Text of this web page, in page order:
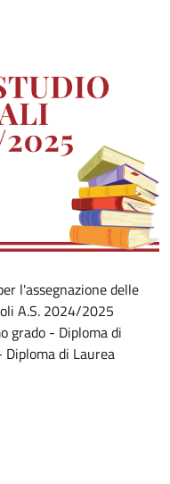
l'assegnazione delle
A.S. 2024/2025
grado - Diploma di
Diploma di Laurea